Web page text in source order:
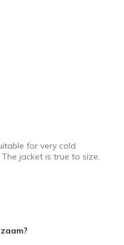
Wearing
for very cold
jacket is true to size.